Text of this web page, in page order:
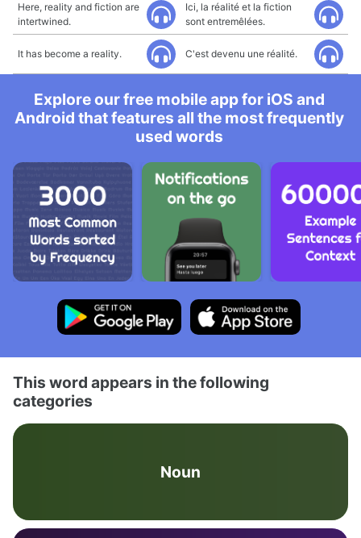
Here, reality and fiction are
intertwined.
Ici, la réalité et la fiction
sont entremêlées.
It has become a reality. C'est devenu une réalité.
Explore our free mobile app for iOS and
Android that features all the most frequently
used words
This word appears in the following
categories
Noun